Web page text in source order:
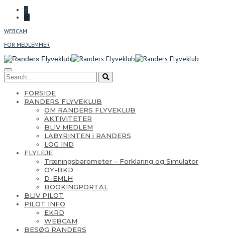
WEBCAM
FOR MEDLEMMER
FORSIDE
RANDERS FLYVEKLUB
OM RANDERS FLYVEKLUB
AKTIVITETER
BLIV MEDLEM
LABYRINTEN i RANDERS
LOG IND
FLYLEJE
Træningsbarometer – Forklaring og Simulator
OY-BKD
D-EMLH
BOOKINGPORTAL
BLIV PILOT
PILOT INFO
EKRD
WEBCAM
BESØG RANDERS